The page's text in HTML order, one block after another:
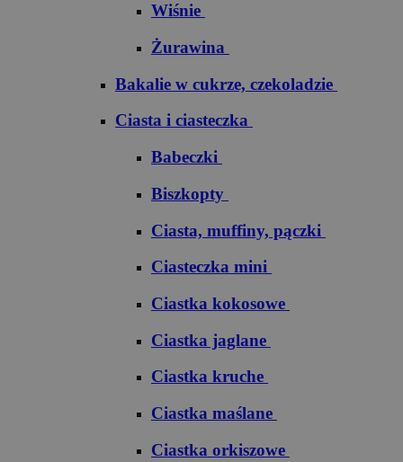
Wiśnie
Żurawina
Bakalie w cukrze, czekoladzie
Ciasta i ciasteczka
Babeczki
Biszkopty
Ciasta, muffiny, pączki
Ciasteczka mini
Ciastka kokosowe
Ciastka jaglane
Ciastka kruche
Ciastka maślane
Ciastka orkiszowe